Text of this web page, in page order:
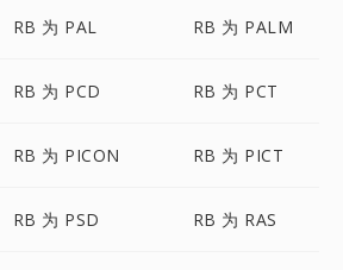
RB 为 PAL RB 为 PALM
RB 为 PCD RB 为 PCT
RB 为 PICON RB 为 PICT
RB 为 PSD RB 为 RAS